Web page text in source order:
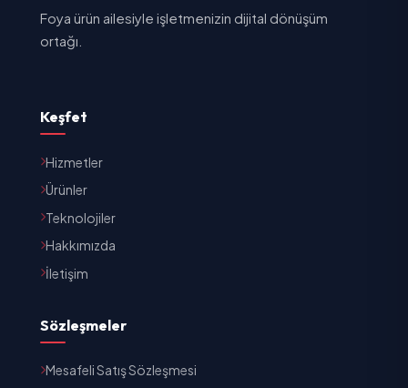
Foya ürün ailesiyle işletmenizin dijital dönüşüm
ortağı.
Keşfet
Hizmetler
Ürünler
Teknolojiler
Hakkımızda
İletişim
Sözleşmeler
Mesafeli Satış Sözleşmesi